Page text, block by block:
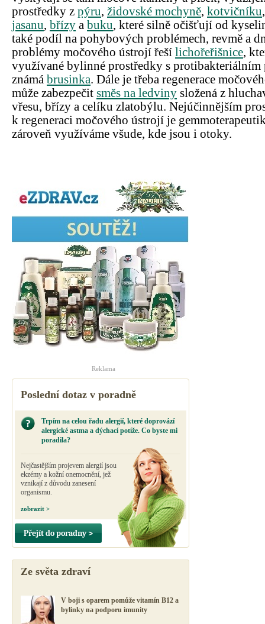
prostředky z pýru, židovské mochyně, kotvičníku
jasanu, břízy a buku, které silně očišťují od
také podíl na pohybových problémech, revmě a
problémy močového ústrojí řeší lichořeřišnice,
využívané bylinné prostředky s protibakteriálním
známá brusinka. Dále je třeba regenerace
může zabezpečit směs na ledviny složená z
vřesu, břízy a celíku zlatobýlu. Nejúčinnějším
k regeneraci močového ústrojí je
zároveň využíváme všude, kde jsou i otoky.
Reklama
Poslední dotaz v poradně
Trpím na celou řadu alergií, které doprovází
alergické astma a dýchací potíže. Co byste mi
poradila?
Nejčastějším projevem alergií jsou
ekzémy a kožní onemocnění, jež
vznikají z důvodu zanesení
organismu.
zobrazit >
Přejít do poradny >
Ze světa zdraví
V boji s oparem pomůže vitamín B12 a
bylinky na podporu imunity